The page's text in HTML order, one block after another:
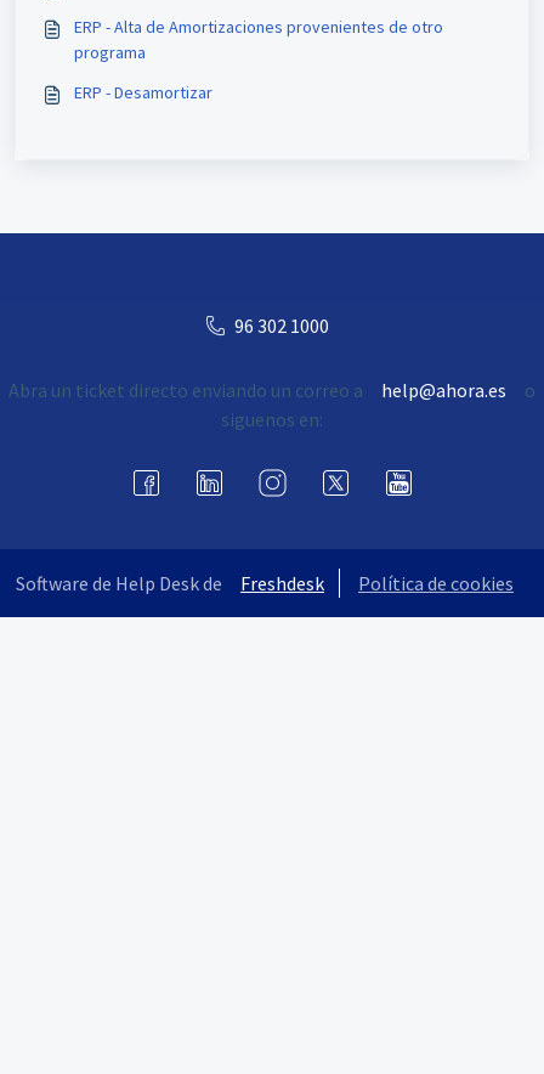
ERP - ​Alta de Amortizaciones provenientes de otro
programa
ERP - Desamortizar
96 302 1000
Abra un ticket directo enviando un correo a help@ahora.es
o
siguenos en:
Software de Help Desk de Freshdesk Política de cookies